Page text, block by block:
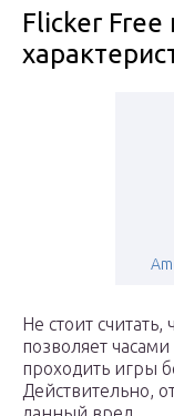
Flicker Free
Не стоит
позволяет
проходить игры
Действительно,